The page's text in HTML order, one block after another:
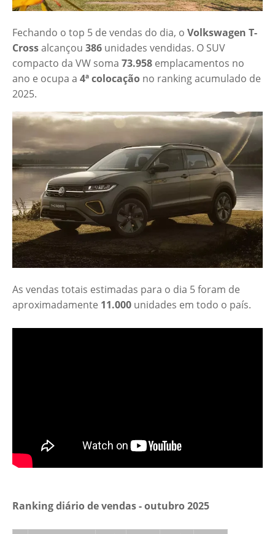
Fechando o top 5 de vendas do dia, o Volkswagen T-
Crossalcançou 386 unidades vendidas. O SUV
compacto da VW soma 73.958 emplacamentos no
ano e ocupa a 4ª colocação no ranking acumulado de
2025.
As vendas totais estimadas para o dia 5 foram de
aproximadamente 11.000 unidades em todo o país.
Ranking diário de vendas - outubro 2025